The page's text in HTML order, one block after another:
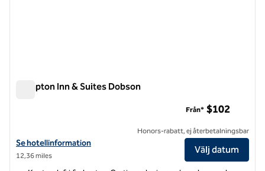
Hampton Inn & Suites Dobson
Visa hotelluppgifter för Hampton Inn & Suites Dobson
Se hotellinformation
12,36 miles
Från* $102
Honors-rabatt, ej återbetalningsbar
Välj datum